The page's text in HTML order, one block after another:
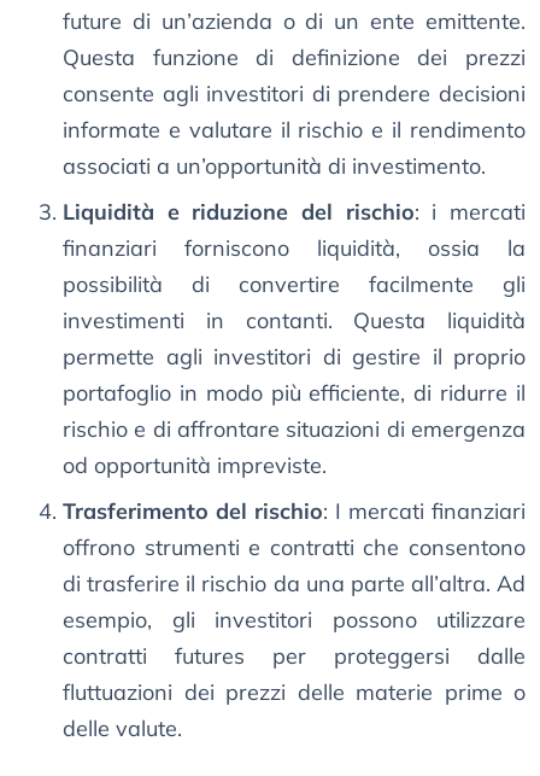
future di un’azienda o di un ente emittente.
Questa funzione di definizione dei prezzi
consente agli investitori di prendere decisioni
informate e valutare il rischio e il rendimento
associati a un’opportunità di investimento.
Liquidità e riduzione del rischio: i mercati
finanziari forniscono liquidità, ossia la
possibilità di convertire facilmente gli
investimenti in contanti. Questa liquidità
permette agli investitori di gestire il proprio
portafoglio in modo più efficiente, di ridurre il
rischio e di affrontare situazioni di emergenza
od opportunità impreviste.
Trasferimento del rischio: I mercati finanziari
offrono strumenti e contratti che consentono
di trasferire il rischio da una parte all’altra. Ad
esempio, gli investitori possono utilizzare
contratti futures per proteggersi dalle
fluttuazioni dei prezzi delle materie prime o
delle valute.